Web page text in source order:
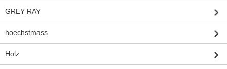
GREY RAY
hoechstmass
Holz